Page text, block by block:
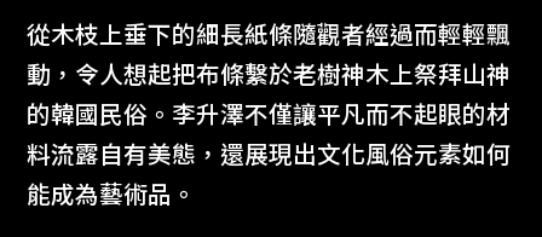
從木枝上垂下的細長紙條隨觀者經過而輕輕飄
動，令人想起把布條繫於老樹神木上祭拜山神
的韓國民俗。李升澤不僅讓平凡而不起眼的材
料流露自有美態，還展現出文化風俗元素如何
能成為藝術品。